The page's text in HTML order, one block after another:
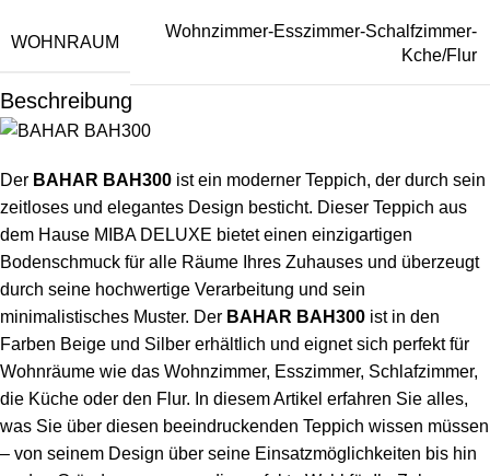
WOHNRAUM
Wohnzimmer-Esszimmer-Schalfzimmer-
Kche/Flur
Beschreibung
Der BAHAR BAH300 ist ein moderner Teppich, der durch sein
zeitloses und elegantes Design besticht. Dieser Teppich aus
dem Hause MIBA DELUXE bietet einen einzigartigen
Bodenschmuck für alle Räume Ihres Zuhauses und überzeugt
durch seine hochwertige Verarbeitung und sein
minimalistisches Muster. Der BAHAR BAH300 ist in den
Farben Beige und Silber erhältlich und eignet sich perfekt für
Wohnräume wie das Wohnzimmer, Esszimmer, Schlafzimmer,
die Küche oder den Flur. In diesem Artikel erfahren Sie alles,
was Sie über diesen beeindruckenden Teppich wissen müssen
– von seinem Design über seine Einsatzmöglichkeiten bis hin